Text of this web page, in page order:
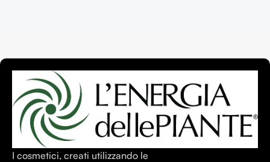
I cosmetici, creati utilizzando le